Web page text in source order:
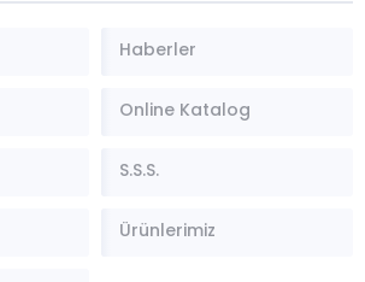
Haberler
Online Katalog
S.S.S.
Ürünlerimiz